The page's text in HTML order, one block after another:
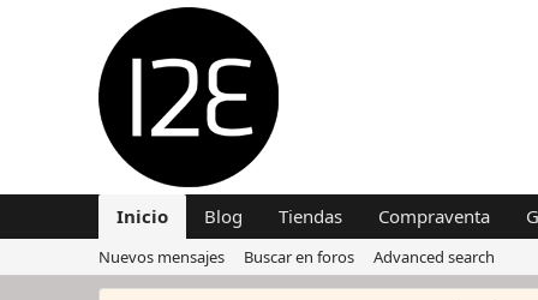
Inicio Blog Tiendas Compraventa
Nuevos mensajes Buscar en foros Advanced search